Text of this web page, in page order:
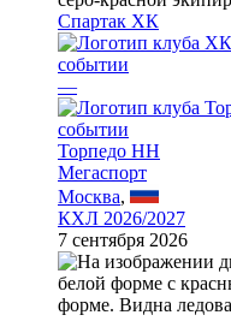
Спартак ХК
—
Торпедо НН
Мегаспорт
Москва,
КХЛ 2026/2027
7 сентября 2026